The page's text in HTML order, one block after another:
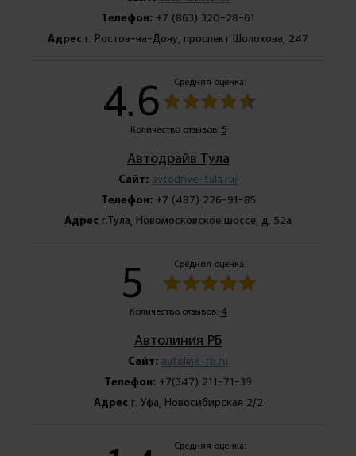
Телефон: +7 (863) 320-28-61
Адрес г. Ростов-на-Дону, проспект Шолохова, 247
Средняя оценка:
4.6
Количество отзывов: 5
Автодрайв Тула
Сайт: avtodrive-tula.ru/
Телефон:+7 (487) 226-91-85
Адрес г.Тула, Новомосковское шоссе, д. 52а
Средняя оценка:
5
Количество отзывов: 4
Автолиния РБ
Сайт: autoline-rb.ru
Телефон: +7(347) 211-71-39
Адресг. Уфа, Новосибирская 2/2
Средняя оценка: